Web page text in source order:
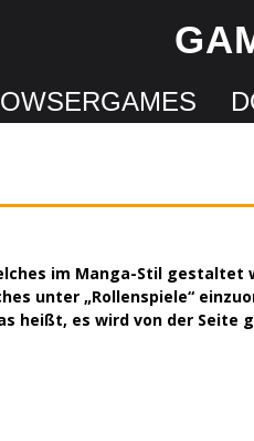
im Manga-Stil
unter „Rollenspiele“
heißt, es wird von der